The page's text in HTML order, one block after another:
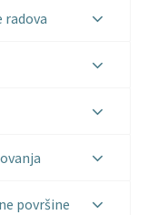
radova
površine